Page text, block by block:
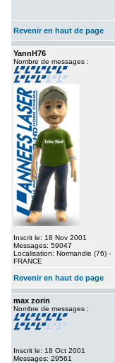
Revenir en haut de page
YannH76
Nombre de messages :
Inscrit le: 18 Nov 2001
Messages: 59047
Localisation: Normandie (76) -
FRANCE
Revenir en haut de page
max zorin
Nombre de messages :
Inscrit le: 18 Oct 2001
Messages: 29561